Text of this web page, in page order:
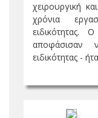
χειρουργική
χρόνια
αποφάσισαν
ειδικότητας -